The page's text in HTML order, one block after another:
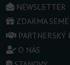
NEWSLETTER
ZDARMA
PARTNERSKÝ
O NÁS